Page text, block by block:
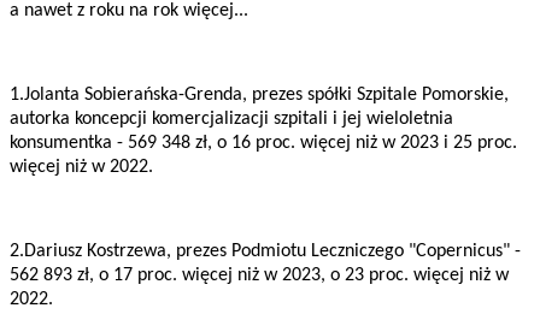
a nawet z roku na rok więcej...
1.Jolanta Sobierańska-Grenda, prezes spółki Szpitale Pomorskie,
autorka koncepcji komercjalizacji szpitali i jej wieloletnia
konsumentka - 569 348 zł, o 16 proc. więcej niż w 2023 i 25 proc.
więcej niż w 2022.
2.Dariusz Kostrzewa, prezes Podmiotu Leczniczego "Copernicus" -
562 893 zł, o 17 proc. więcej niż w 2023, o 23 proc. więcej niż w
2022.